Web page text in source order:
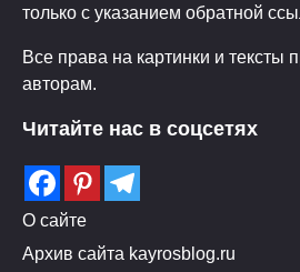
только с указанием обратной
Все права на картинки и тексты
авторам.
Читайте нас в соцсетях
О сайте
Архив сайта kayrosblog.ru